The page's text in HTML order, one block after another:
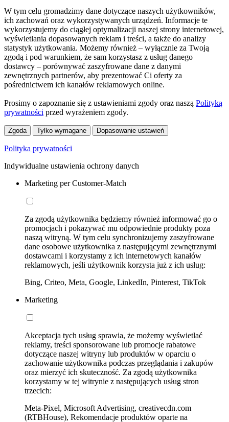
W tym celu gromadzimy dane dotyczące naszych użytkowników,
ich zachowań oraz wykorzystywanych urządzeń. Informacje te
wykorzystujemy do ciągłej optymalizacji naszej strony internetowej,
wyświetlania dopasowanych reklam i treści, a także do analizy
statystyk użytkowania. Możemy również – wyłącznie za Twoją
zgodą i pod warunkiem, że sam korzystasz z usług danego
dostawcy – porównywać zaszyfrowane dane z danymi
zewnętrznych partnerów, aby prezentować Ci oferty za
pośrednictwem ich kanałów reklamowych online.
Prosimy o zapoznanie się z ustawieniami zgody oraz naszą Polityką
prywatności przed wyrażeniem zgody.
Zgoda Tylko wymagane Dopasowanie ustawień
Polityka prywatności
Indywidualne ustawienia ochrony danych
Marketing per Customer-Match
Za zgodą użytkownika będziemy również informować go o
promocjach i pokazywać mu odpowiednie produkty poza
naszą witryną. W tym celu synchronizujemy zaszyfrowane
dane osobowe użytkownika z następującymi zewnętrznymi
dostawcami i korzystamy z ich internetowych kanałów
reklamowych, jeśli użytkownik korzysta już z ich usług:
Bing, Criteo, Meta, Google, LinkedIn, Pinterest, TikTok
Marketing
Akceptacja tych usług sprawia, że możemy wyświetlać
reklamy, treści sponsorowane lub promocje rabatowe
dotyczące naszej witryny lub produktów w oparciu o
zachowanie użytkownika podczas przeglądania i zakupów
oraz mierzyć ich skuteczność. Za zgodą użytkownika
korzystamy w tej witrynie z następujących usług stron
trzecich:
Meta-Pixel, Microsoft Advertising, creativecdn.com
(RTBHouse), Rekomendacje produktów oparte na